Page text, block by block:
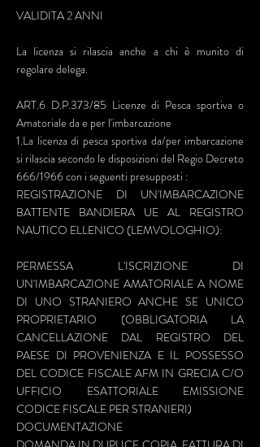
VALIDITA 2 ANNI
La licenza si rilascia anche a chi è munito di
regolare delega.
ART.6 D.P.373/85 Licenze di Pesca sportiva o
Amatoriale da e per l'imbarcazione
1.La licenza di pesca sportiva da/per imbarcazione
si rilascia secondo le disposizioni del Regio Decreto
666/1966 con i seguenti presupposti :
REGISTRAZIONE DI UN'IMBARCAZIONE
BATTENTE BANDIERA UE AL REGISTRO
NAUTICO ELLENICO (LEMVOLOGHIO):
PERMESSA L'ISCRIZIONE DI
UN'IMBARCAZIONE AMATORIALE A NOME
DI UNO STRANIERO ANCHE SE UNICO
PROPRIETARIO (OBBLIGATORIA LA
CANCELLAZIONE DAL REGISTRO DEL
PAESE DI PROVENIENZA E IL POSSESSO
DEL CODICE FISCALE AFM IN GRECIA C/O
UFFICIO ESATTORIALE EMISSIONE
CODICE FISCALE PER STRANIERI)
DOCUMENTAZIONE